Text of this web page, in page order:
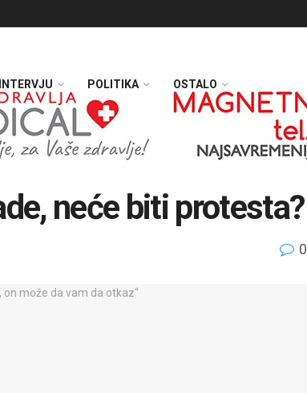
INTERVJU POLITIKA OSTALO
neće biti protesta?
0